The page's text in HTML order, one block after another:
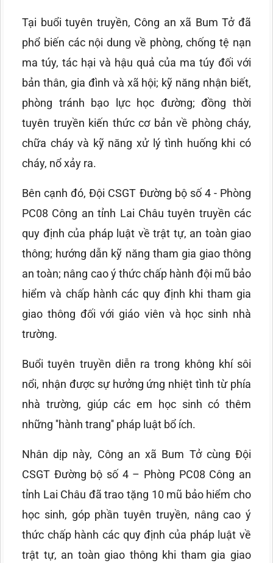
Tại buổi tuyên truyền, Công an xã Bum Tở đã
phổ biến các nội dung về phòng, chống tệ nạn
ma túy, tác hại và hậu quả của ma túy đối với
bản thân, gia đình và xã hội; kỹ năng nhận biết,
phòng tránh bạo lực học đường; đồng thời
tuyên truyền kiến thức cơ bản về phòng cháy,
chữa cháy và kỹ năng xử lý tình huống khi có
cháy, nổ xảy ra.
Bên cạnh đó, Đội CSGT Đường bộ số 4 - Phòng
PC08 Công an tỉnh Lai Châu tuyên truyền các
quy định của pháp luật về trật tự, an toàn giao
thông; hướng dẫn kỹ năng tham gia giao thông
an toàn; nâng cao ý thức chấp hành đội mũ bảo
hiểm và chấp hành các quy định khi tham gia
giao thông đối với giáo viên và học sinh nhà
trường.
Buổi tuyên truyền diễn ra trong không khí sôi
nổi, nhận được sự hưởng ứng nhiệt tình từ phía
nhà trường, giúp các em học sinh có thêm
những ''hành trang'' pháp luật bổ ích.
Nhân dịp này, Công an xã Bum Tở cùng Đội
CSGT Đường bộ số 4 – Phòng PC08 Công an
tỉnh Lai Châu đã trao tặng 10 mũ bảo hiểm cho
học sinh, góp phần tuyên truyền, nâng cao ý
thức chấp hành các quy định của pháp luật về
trật tự, an toàn giao thông khi tham gia giao